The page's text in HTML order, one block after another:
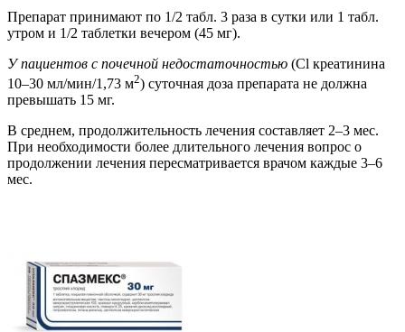
Препарат принимают по 1/2 табл. 3 раза в сутки или 1 табл.
утром и 1/2 таблетки вечером (45 мг).
У пациентов с почечной недостаточностью (Cl креатинина
10–30 мл/мин/1,73 м2) суточная доза препарата не должна
превышать 15 мг.
В среднем, продолжительность лечения составляет 2–3 мес.
При необходимости более длительного лечения вопрос о
продолжении лечения пересматривается врачом каждые 3–6
мес.